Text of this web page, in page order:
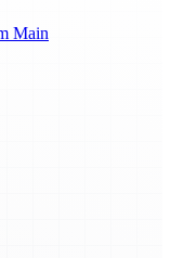
Main